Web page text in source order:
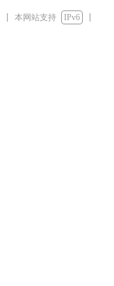
本网站支持
IPv6